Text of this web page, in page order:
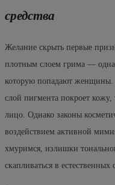
средства
Желание скрыть первые
плотным слоем грима —
которую попадают женщины.
слой пигмента покроет кожу,
лицо. Однако законы
воздействием активной
хмуримся, излишки
скапливаться в естественных